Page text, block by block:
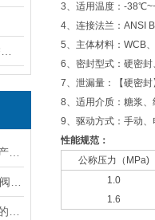
3、适用温度：-
4、连接法兰：ANSI
5、主体材料：WCB
6、密封型式：硬密
7、泄漏量：【硬密
8、适用介质：糖浆
9、驱动方式：手动
性能规范：
公称压力（MPa)
1.0
1.6